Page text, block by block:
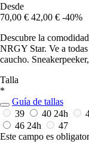
Desde
70,00 € 42,00 € -40%
Descubre la
NRGY Star. Ve a
caucho.
Talla
*
Guía de tallas
39
40 24h
46 24h
47
Este campo es